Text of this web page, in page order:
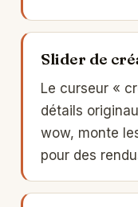
Slider de
Le curseur «
détails
wow, monte
pour des